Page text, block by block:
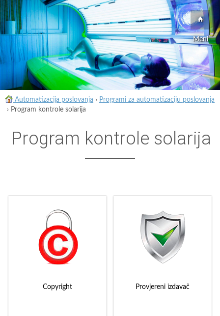
Meni
Automatizacija poslovanja › Programi za automatizaciju poslovanja
› Program kontrole solarija
Program kontrole solarija
Copyright Provjereni izdavač